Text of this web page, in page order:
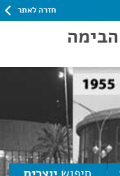
חזרה לאתר